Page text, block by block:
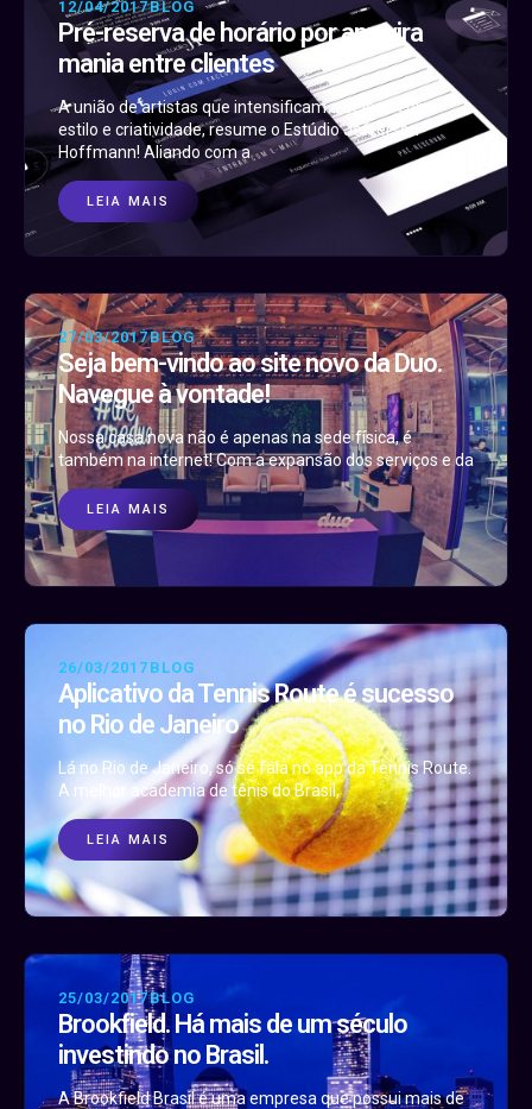
12/04/2017BLOG
Pré-reserva de horário por app vira
mania entre clientes
A união de artistas que intensificam a beleza com
estilo e criatividade, resume o Estúdio Jefferson
Hoffmann! Aliando com a
LEIA MAIS
27/03/2017BLOG
Seja bem-vindo ao site novo da Duo.
Navegue à vontade!
Nossa casa nova não é apenas na sede física, é
também na internet! Com a expansão dos serviços e da
LEIA MAIS
26/03/2017 BLOG
Aplicativo da Tennis Route é sucesso
no Rio de Janeiro
Lá no Rio de Janeiro, só se fala no app da Tennis Route.
A melhor academia de tênis do Brasil,
LEIA MAIS
25/03/2017BLOG
Brookfield. Há mais de um século
investindo no Brasil.
A Brookfield Brasil é uma empresa que possui mais de